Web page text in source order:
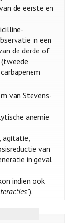
de eerste en
in een
de derde of
(tweede
van Stevens-
anemie,
agitatie,
van
in geval
indien ook
).